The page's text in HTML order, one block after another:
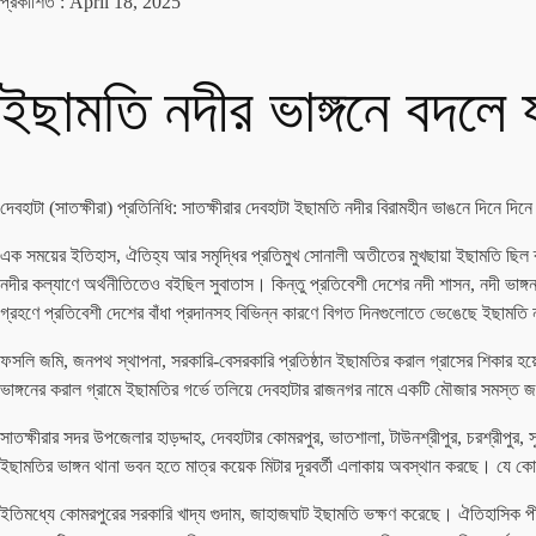
ইছামতি নদীর ভাঙ্গনে
দেবহাটা (সাতক্ষীরা) প্রতিনিধি: সাতক্ষীরার দেবহাটা ইছামতি নদীর বিরামহীন ভাঙনে
এক সময়ের ইতিহাস, ঐতিহ্য আর সমৃদ্ধির প্রতিমুখ সোনালী অতীতের মুখছায়া ইছামতি ছিল
নদীর কল্যাণে অর্থনীতিতেও বইছিল সুবাতাস। কিন্তু প্রতিবেশী দেশের নদী শাসন, নদী
গ্রহণে প্রতিবেশী দেশের বাঁধা প্রদানসহ বিভিন্ন কারণে বিগত দিনগুলোতে ভেঙেছে ইছামতি
ফসলি জমি, জনপথ স্থাপনা, সরকারি-বেসরকারি প্রতিষ্ঠান ইছামতির করাল গ্রাসের
ভাঙ্গনের করাল গ্রামে ইছামতির গর্ভে তলিয়ে দেবহাটার রাজনগর নামে একটি মৌজার
সাতক্ষীরার সদর উপজেলার হাড়দ্দাহ, দেবহাটার কোমরপুর, ভাতশালা, টাউনশ্রীপুর,
ইছামতির ভাঙ্গন থানা ভবন হতে মাত্র কয়েক মিটার দূরবর্তী এলাকায় অবস্থান করছে।
ইতিমধ্যে কোমরপুরের সরকারি খাদ্য গুদাম, জাহাজঘাট ইছামতি ভক্ষণ করেছে। ঐতিহাসিক